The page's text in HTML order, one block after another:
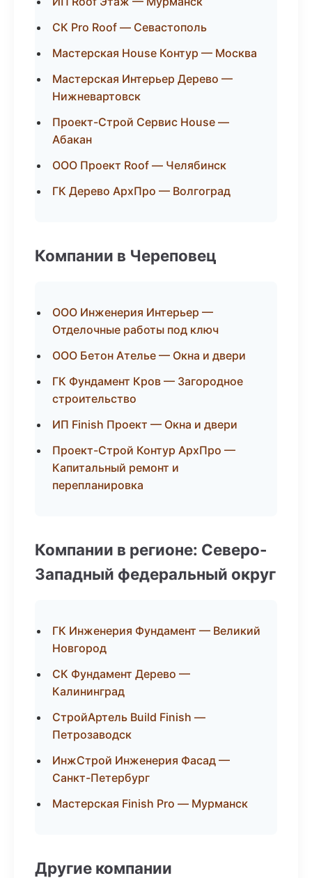
СК Pro Roof — Севастополь
Мастерская House Контур — Москва
Мастерская Интерьер Дерево —
Нижневартовск
Проект-Строй Сервис House —
Абакан
ООО Проект Roof — Челябинск
ГК Дерево АрхПро — Волгоград
Компании в Череповец
ООО Инженерия Интерьер —
Отделочные работы под ключ
ООО Бетон Ателье — Окна и двери
ГК Фундамент Кров — Загородное
строительство
ИП Finish Проект — Окна и двери
Проект-Строй Контур АрхПро —
Капитальный ремонт и
перепланировка
Компании в регионе: Северо-
Западный федеральный округ
ГК Инженерия Фундамент — Великий
Новгород
СК Фундамент Дерево —
Калининград
СтройАртель Build Finish —
Петрозаводск
ИнжСтрой Инженерия Фасад —
Санкт-Петербург
Мастерская Finish Pro — Мурманск
Другие компании